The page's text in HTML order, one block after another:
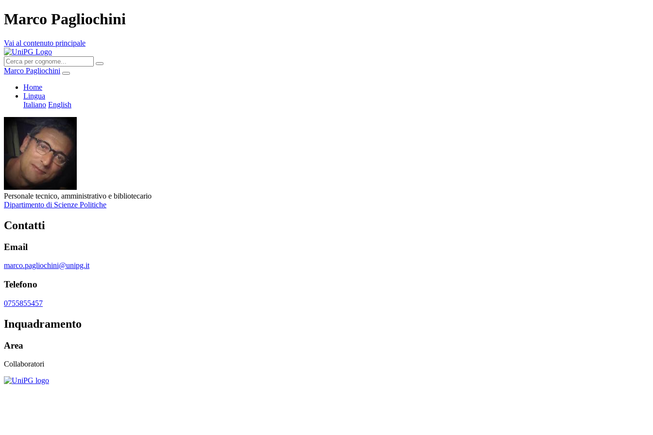
Marco Pagliochini
Vai al contenuto principale
Marco Pagliochini
Home
Lingua
Italiano English
Personale tecnico, amministrativo e bibliotecario
Dipartimento di Scienze Politiche
Contatti
Email
marco.pagliochini@unipg.it
Telefono
0755855457
Inquadramento
Area
Collaboratori